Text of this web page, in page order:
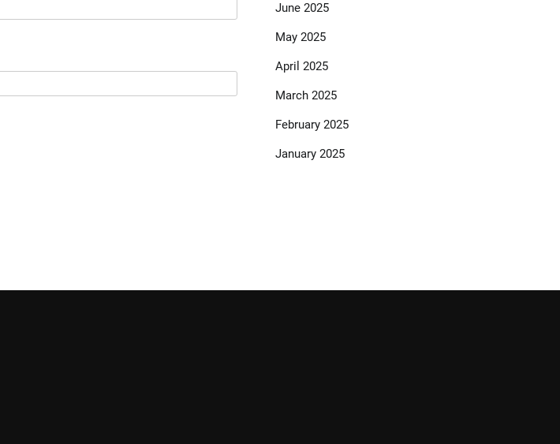
June 2025
May 2025
April 2025
March 2025
February 2025
January 2025